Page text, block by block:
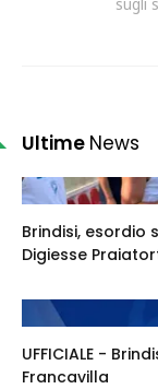
Ultime News
Brindisi, esordio
Digiesse
UFFICIALE -
Francavilla